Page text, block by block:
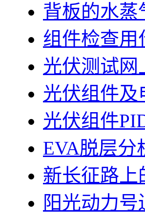
背板的水蒸
组件检查用
光伏测试网
光伏组件及
光伏组件
EVA脱层分
新长征路上
阳光动力号